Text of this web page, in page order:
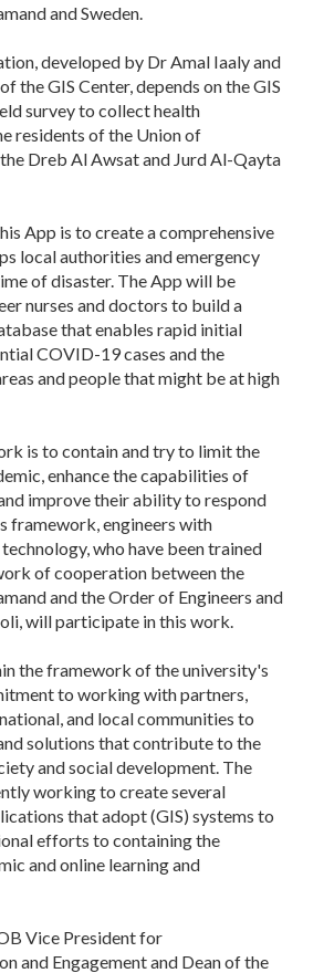
and Sweden.
developed by Dr Amal Iaaly and
the GIS Center, depends on the GIS
survey to collect health
residents of the Union of
Dreb Al Awsat and Jurd Al-Qayta
App is to create a comprehensive
local authorities and emergency
of disaster. The App will be
nurses and doctors to build a
that enables rapid initial
COVID-19 cases and the
and people that might be at high
is to contain and try to limit the
enhance the capabilities of
improve their ability to respond
framework, engineers with
who have been trained
of cooperation between the
and the Order of Engineers and
will participate in this work.
the framework of the university's
to working with partners,
and local communities to
solutions that contribute to the
and social development. The
working to create several
that adopt (GIS) systems to
efforts to containing the
and online learning and
Vice President for
and Engagement and Dean of the